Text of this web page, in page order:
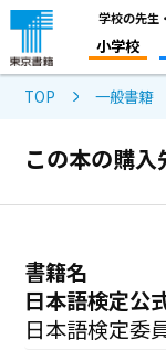
学校の先生
小学校
TOP 一般書籍
この本の購入
書籍名
日本語検定
日本語検定委